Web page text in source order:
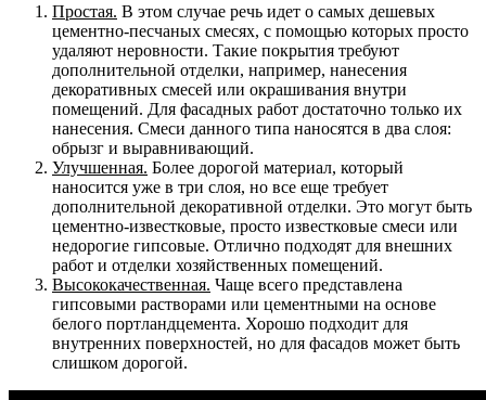
Простая. В этом случае речь идет о самых дешевых
цементно-песчаных смесях, с помощью которых просто
удаляют неровности. Такие покрытия требуют
дополнительной отделки, например, нанесения
декоративных смесей или окрашивания внутри
помещений. Для фасадных работ достаточно только их
нанесения. Смеси данного типа наносятся в два слоя:
обрызг и выравнивающий.
Улучшенная. Более дорогой материал, который
наносится уже в три слоя, но все еще требует
дополнительной декоративной отделки. Это могут быть
цементно-известковые, просто известковые смеси или
недорогие гипсовые. Отлично подходят для внешних
работ и отделки хозяйственных помещений.
Высококачественная. Чаще всего представлена
гипсовыми растворами или цементными на основе
белого портландцемента. Хорошо подходит для
внутренних поверхностей, но для фасадов может быть
слишком дорогой.